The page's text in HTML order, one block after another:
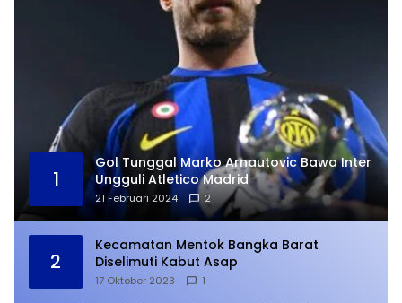
1
Gol Tunggal Marko Arnautovic Bawa Inter
Ungguli Atletico Madrid
21 Februari 2024 2
2
Kecamatan Mentok Bangka Barat
Diselimuti Kabut Asap
17 Oktober 2023 1